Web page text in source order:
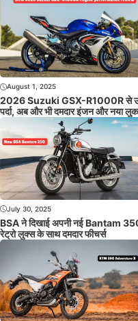
August 1, 2025
2026 Suzuki GSX-R1000R से
पर्दा, अब और भी दमदार इंजन और नया लुक
July 30, 2025
BSA ने दिखाई अपनी नई Bantam
रेट्रो लुक्स के साथ दमदार फीचर्स